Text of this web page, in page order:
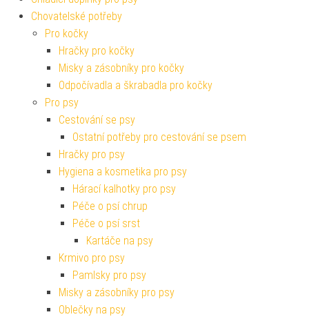
Chovatelské potřeby
Pro kočky
Hračky pro kočky
Misky a zásobníky pro kočky
Odpočívadla a škrabadla pro kočky
Pro psy
Cestování se psy
Ostatní potřeby pro cestování se psem
Hračky pro psy
Hygiena a kosmetika pro psy
Hárací kalhotky pro psy
Péče o psí chrup
Péče o psí srst
Kartáče na psy
Krmivo pro psy
Pamlsky pro psy
Misky a zásobníky pro psy
Oblečky na psy